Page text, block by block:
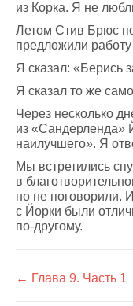
из Корка. Я не
Летом Стив Брюс
предложили
Я сказал: «Берись
Я сказал то же
Через несколько
из «Сандерленда»
наилучшего». Я
Мы встретились
в
но не поговорили.
с Йорки были
по-другому.
← Глава 9. Часть 1